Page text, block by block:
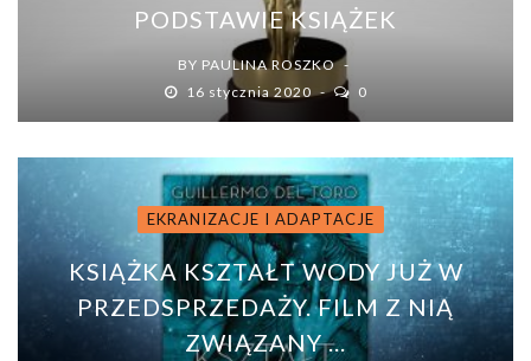
PODSTAWIE KSIĄŻEK
BY PAULINA ROSZKO
16 stycznia 2020
0
EKRANIZACJE I ADAPTACJE
KSIĄŻKA KSZTAŁT WODY JUŻ W
PRZEDSPRZEDAŻY. FILM Z NIĄ
ZWIĄZANY ...